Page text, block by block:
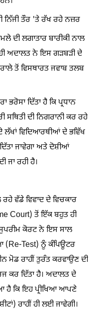
ਨਿੱਜੀ ਤੌਰ 'ਤੇ ਰੱਖ ਰਹੇ ਨਜ਼ਰ
ਦੀ ਲਗਾਤਾਰ ਬਾਰੀਕੀ ਨਾਲ
ਹੀ ਅਦਾਲਤ ਨੇ ਇਸ ਗੜਬੜੀ ਦੇ
ਤੋਂ ਵਿਸਥਾਰਤ ਜਵਾਬ ਤਲਬ
ਦਿੱਤਾ ਹੈ ਕਿ ਪ੍ਰਧਾਨ
ਸਥਿਤੀ ਦੀ ਨਿਗਰਾਨੀ ਕਰ ਰਹੇ
ਲੱਖਾਂ ਵਿਦਿਆਰਥੀਆਂ ਦੇ ਭਵਿੱਖ
ਜਾਵੇਗਾ ਅਤੇ ਦੋਸ਼ੀਆਂ
ਜਾ ਰਹੀ ਹੈ।
ਵੱਡੇ ਵਿਵਾਦ ਦੇ ਵਿਚਕਾਰ
Court) ਤੋਂ ਇੱਕ ਬਹੁਤ ਹੀ
ਕੋਰਟ ਨੇ ਇਸ ਸਾਲ
(Re-Test) ਨੂੰ ਕੰਪਿਊਟਰ
ਮੋਡ ਰਾਹੀਂ ਤੁਰੰਤ ਕਰਵਾਉਣ ਦੀ
ਕਰ ਦਿੱਤਾ ਹੈ। ਅਦਾਲਤ ਦੇ
ਕਿ ਇਹ ਪ੍ਰੀਖਿਆ ਆਪਣੇ
ਰਾਹੀਂ ਹੀ ਲਈ ਜਾਵੇਗੀ।